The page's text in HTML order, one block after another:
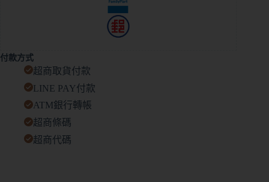
付款方式
超商取貨付款
LINE PAY付款
ATM銀行轉帳
超商條碼
超商代碼